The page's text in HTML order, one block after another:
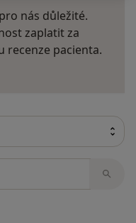
nás důležité.
zaplatit za
recenze pacienta.